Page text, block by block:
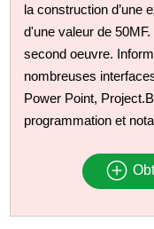
la construction d’une
d'une valeur de
second oeuvre.
nombreuses
Power Point,
programmation et